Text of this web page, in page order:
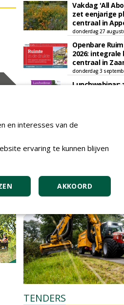
Vakdag 'All
zet eenjarige
centraal in
donderdag 27
Openbare
2026: integrale
centraal in
donderdag 3
Lunchwebinar:
dat
Rooftop
vrijdag 18 september
TENDERS
en interesses van de
ervaring te kunnen blijven
AKKOORD